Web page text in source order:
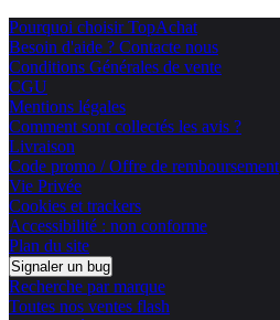
Pourquoi choisir TopAchat
Besoin d'aide ? Contacte nous
Conditions Générales de vente
CGU
Mentions légales
Comment sont collectés les avis ?
Livraison
Code promo / Offre de remboursement
Vie Privée
Cookies et trackers
Accessibilité : non conforme
Plan du site
Signaler un bug
Recherche par marque
Toutes nos ventes flash